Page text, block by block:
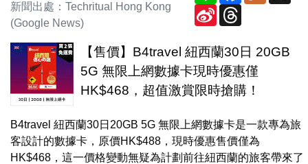
新聞出處：Techritual Hong Kong
(Google News)
Sina
Weibo
【售價】B4travel 紐西蘭30日 20GB
5G 無限上網數據卡現時優惠僅
HK$468，超值激賞限時搶購！
B4travel 紐西蘭30日20GB 5G 無限上網數據卡是一款專為旅
客設計的數據卡，原價HK$488，現時優惠售價僅為
HK$468，這一價格變動無疑為計劃前往紐西蘭的旅客帶來了